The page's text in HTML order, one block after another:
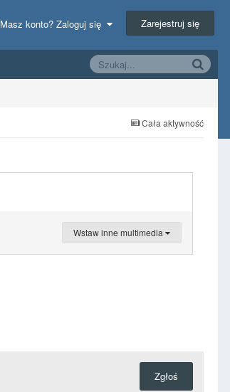
Masz konto? Zaloguj się Zarejestruj się
Cała aktywność
Wstaw inne multimedia
Zgłoś